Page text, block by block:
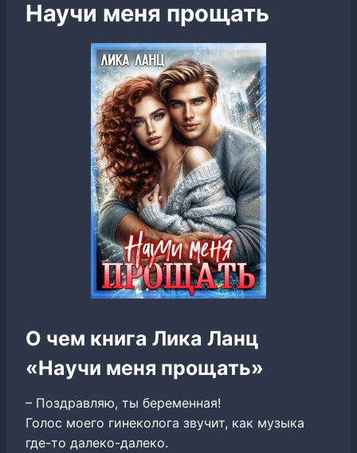
Научи меня прощать
О чем книга Лика Ланц
«Научи меня прощать»
– Поздравляю, ты беременная!
Голос моего гинеколога звучит, как музыка
где-то далеко-далеко.